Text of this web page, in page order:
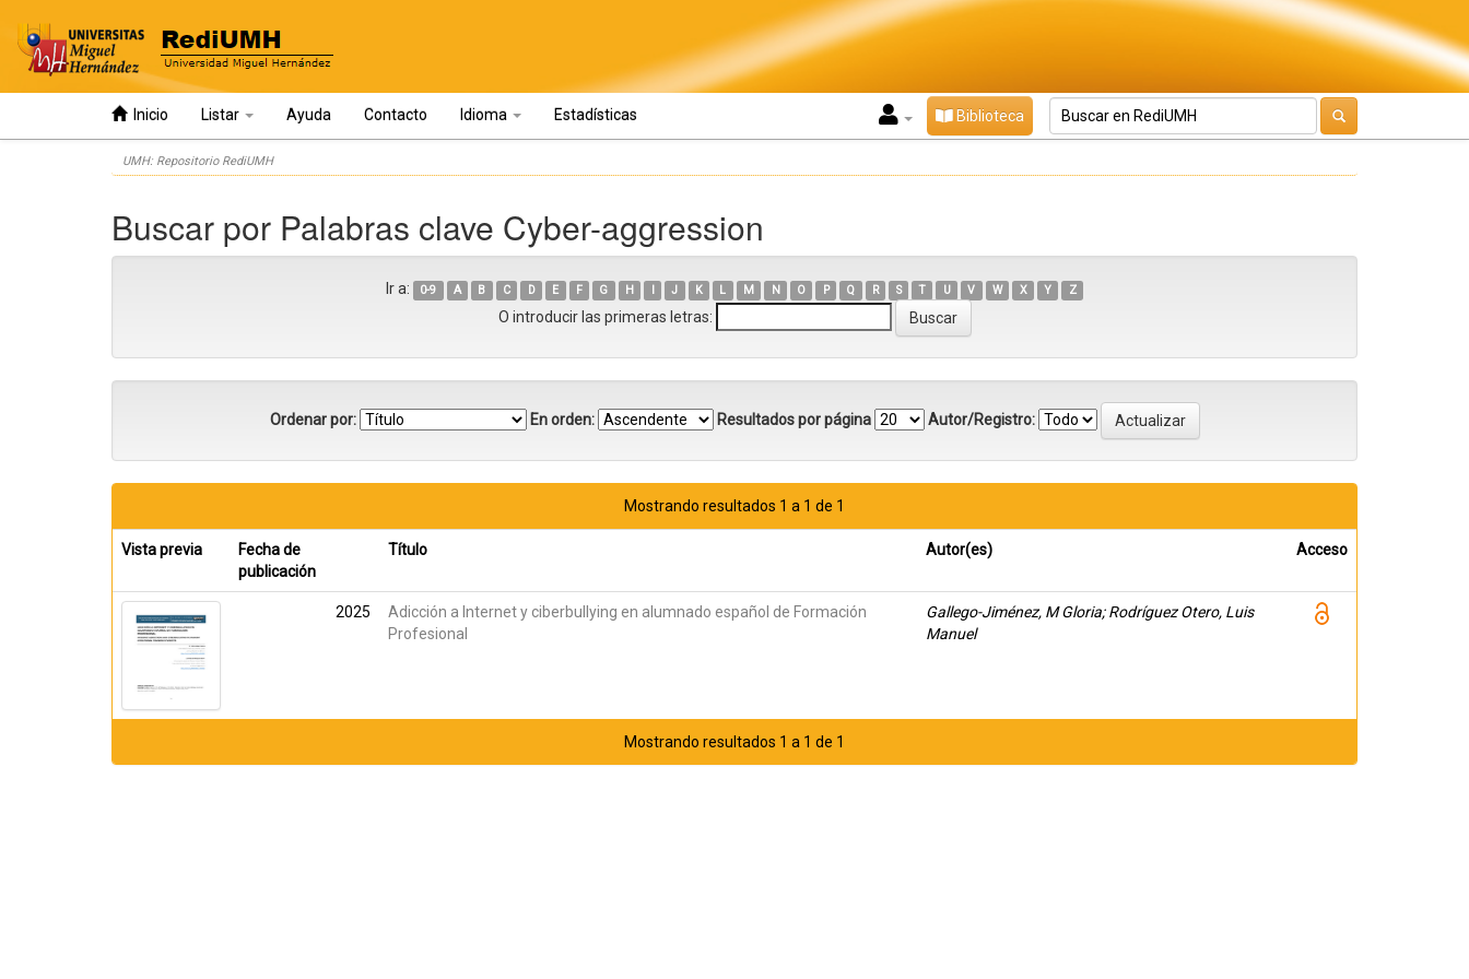
Inicio Listar Ayuda Contacto Idioma Estadísticas Biblioteca
UMH: Repositorio RediUMH
Buscar por Palabras clave Cyber-aggression
Ir a: 0-9 A B C D E F G H I J K L M N O P Q R S T U V W X Y Z
O introducir las primeras letras:
Ordenar por: En orden: Resultados por página Autor/Registro:
Mostrando resultados 1 a 1 de 1
Vista previa
Fecha de
publicación
Título Autor(es) Acceso
2025
Adicción a Internet y ciberbullying en alumnado español de Formación
Profesional
Gallego-Jiménez, M Gloria; Rodríguez Otero, Luis
Manuel
Mostrando resultados 1 a 1 de 1